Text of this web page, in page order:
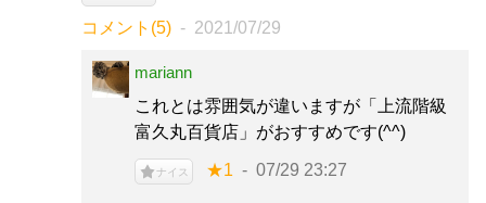
コメント(5) 2021/07/29
mariann
これとは雰囲気が違いますが「上流階級
富久丸百貨店」がおすすめです(^^)
ナイス ★1 07/29 23:27